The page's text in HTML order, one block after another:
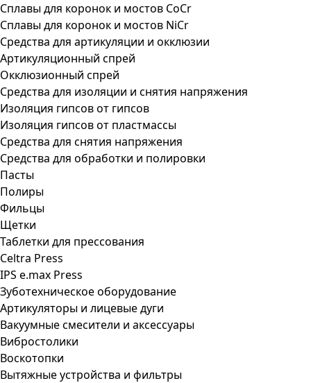
Сплавы для коронок и мостов CoCr
Сплавы для коронок и мостов NiCr
Средства для артикуляции и окклюзии
Артикуляционный спрей
Окклюзионный спрей
Средства для изоляции и снятия напряжения
Изоляция гипсов от гипсов
Изоляция гипсов от пластмассы
Средства для снятия напряжения
Средства для обработки и полировки
Пасты
Полиры
Фильцы
Щетки
Таблетки для прессования
Celtra Press
IPS e.max Press
Зуботехническое оборудование
Артикуляторы и лицевые дуги
Вакуумные смесители и аксессуары
Вибростолики
Воскотопки
Вытяжные устройства и фильтры